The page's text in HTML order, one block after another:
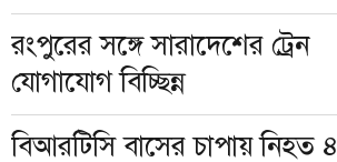
রংপুরের সঙ্গে সারাদেশের ট্রেন
যোগাযোগ বিচ্ছিন্ন
বিআরটিসি বাসের চাপায় নিহত ৪